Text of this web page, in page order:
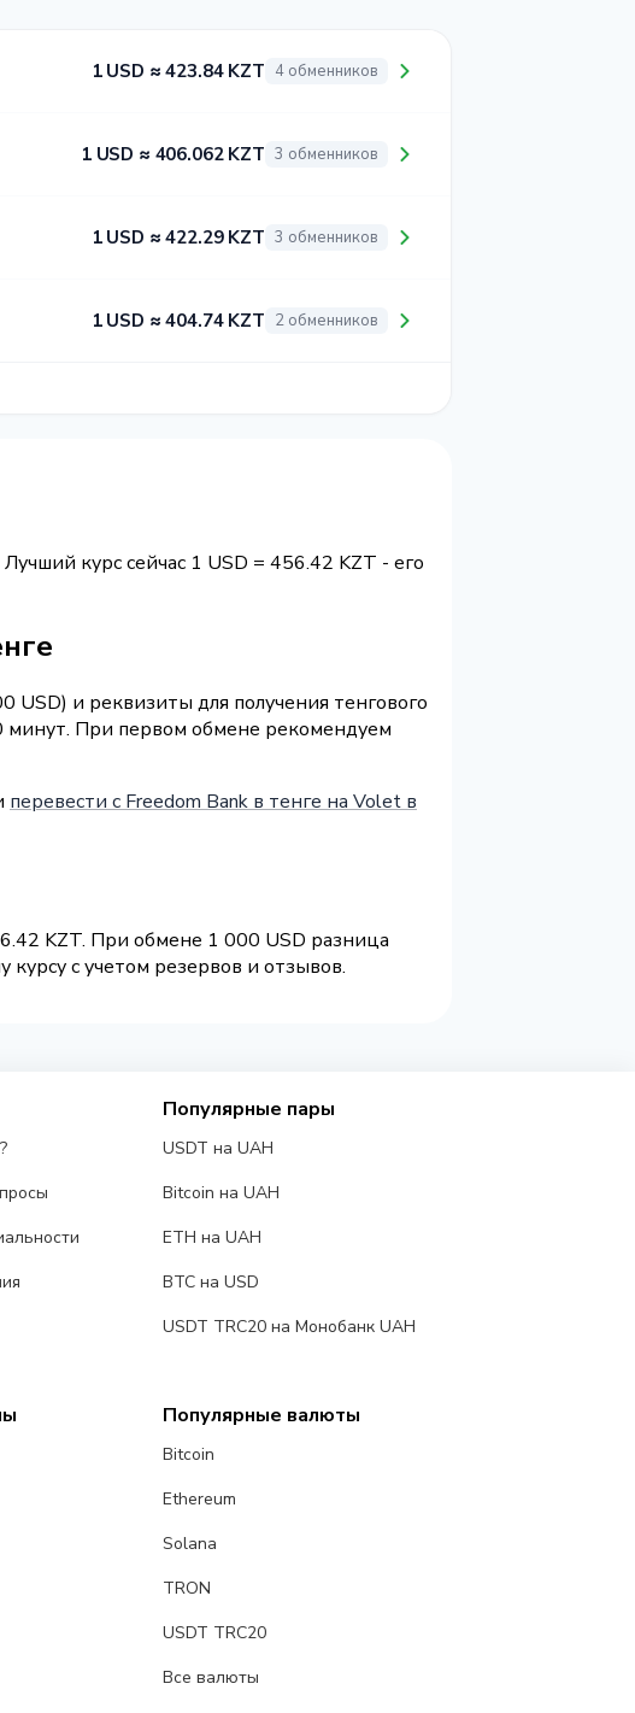
1 USD ≈ 423.84 KZT 4 обменников
1 USD ≈ 406.062 KZT 3 обменников
1 USD ≈ 422.29 KZT 3 обменников
1 USD ≈ 404.74 KZT 2 обменников
Лучший курс сейчас 1 USD = 456.42 KZT - его
и реквизиты для получения тенгового
минут. При первом обмене рекомендуем
перевести с Freedom Bank в тенге на Volet в
KZT. При обмене 1 000 USD разница
с учетом резервов и отзывов.
Популярные пары
USDT на UAH
Bitcoin на UAH
ETH на UAH
BTC на USD
USDT TRC20 на Монобанк UAH
Популярные валюты
Bitcoin
Ethereum
Solana
TRON
USDT TRC20
Все валюты